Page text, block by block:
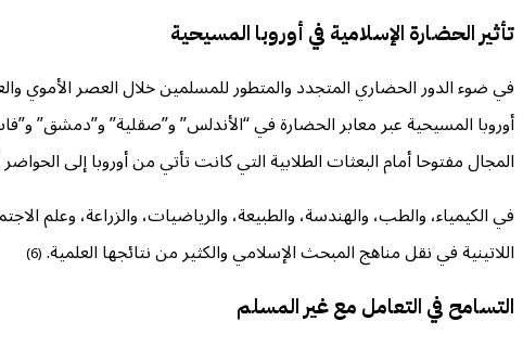
تأثير الحضارة الإسلامية في أوروبا المسيحية
في ضوء الدور الحضاري المتجدد والمتطور للمسلمين خلال العصر الأموي
أوروبا المسيحية عبر معابر الحضارة في “الأندلس” و”صقلية” و”دمشق”
المجال مفتوحا أمام البعثات الطلابية التي كانت تأتي من أوروبا إلى
في الكيمياء، والطب، والهندسة، والطبيعة، والرياضيات، والزراعة، وعلم
اللاتينية في نقل مناهج المبحث الإسلامي والكثير من نتائجها العلمية.(6)
التسامح في التعامل مع غير المسلم